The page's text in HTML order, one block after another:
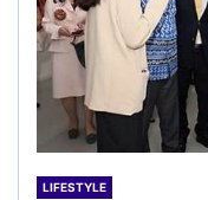
LIFESTYLE